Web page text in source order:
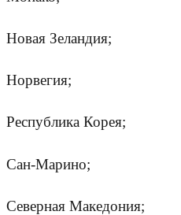
Новая Зеландия;
Норвегия;
Республика Корея;
Сан-Марино;
Северная Македония;